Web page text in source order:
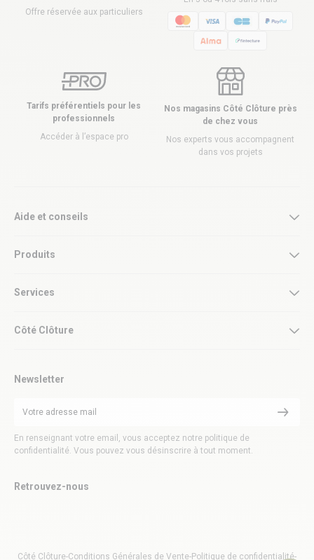
Offre réservée aux particuliers
Tarifs préférentiels pour les
professionnels
Accéder à l’espace pro
Nos magasins Côté Clôture près
de chez vous
Nos experts vous accompagnent
dans vos projets
Aide et conseils
Produits
Services
Côté Clôture
Newsletter
En renseignant votre email, vous acceptez notre politique de
confidentialité. Vous pouvez vous désinscrire à tout moment.
Retrouvez-nous
Côté Clôture-Conditions Générales de Vente-Politique de confidentialité-